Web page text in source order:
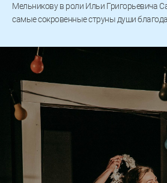
Мельникову в роли Ильи Григорьевича
самые сокровенные струны души